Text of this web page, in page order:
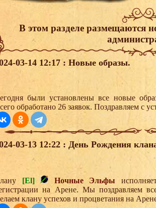
В этом разделе размещаются
03-14 12:17 : Новые образы.
были установлены все новые
обработано 26 заявок. Поздравляем с
03-13 12:22 : День Рождения
[El] Ночные Эльфы
на Арене. Мы поздравляем
клану успехов и процветания на